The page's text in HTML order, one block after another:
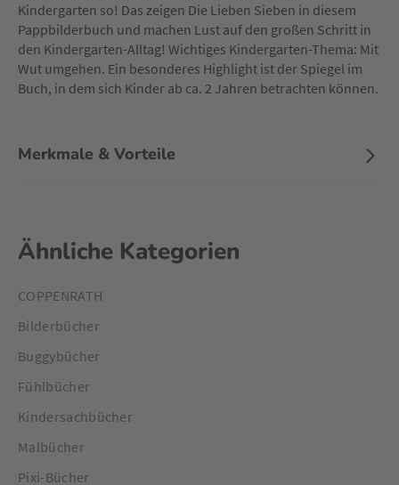
Kindergarten so! Das zeigen Die Lieben Sieben in diesem
Pappbilderbuch und machen Lust auf den großen Schritt in
den Kindergarten-Alltag! Wichtiges Kindergarten-Thema: Mit
Wut umgehen. Ein besonderes Highlight ist der Spiegel im
Buch, in dem sich Kinder ab ca. 2 Jahren betrachten können.
Merkmale & Vorteile
Ähnliche Kategorien
COPPENRATH
Bilderbücher
Buggybücher
Fühlbücher
Kindersachbücher
Malbücher
Pixi-Bücher